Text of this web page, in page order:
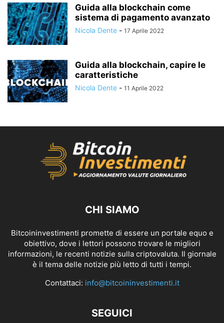
Guida alla blockchain come
sistema di pagamento avanzato
Nicola Dente - 17 Aprile 2022
Guida alla blockchain, capire le
caratteristiche
Nicola Dente - 11 Aprile 2022
CHI SIAMO
Bitcoininvestimenti promette di essere un portale equo e
obiettivo, dove i lettori possono trovare le migliori
informazioni, le recenti notizie sulla criptovaluta. Il giornale
è il tema delle notizie più letto di tutti i tempi.
Contattaci: info@bitcoininvestimenti.it
SEGUICI